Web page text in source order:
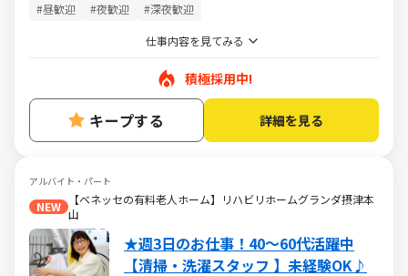
#昼歓迎 #夜歓迎 #深夜歓迎
仕事内容を見てみる
積極採用中!
キープする 詳細を見る
アルバイト・パート
NEW
【ベネッセの有料老人ホーム】リハビリホームグランダ摂津本
山
★週3日のお仕事！40～60代活躍中
【清掃・洗濯スタッフ 】未経験OK♪